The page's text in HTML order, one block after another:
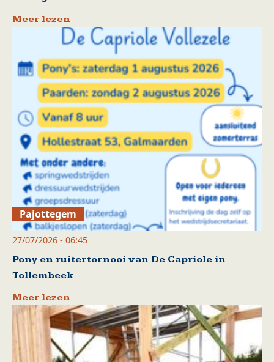
Meer lezen
Pajottegem
27/07/2026 - 06:45
Pony en ruitertornooi van De Capriole in
Tollembeek
Meer lezen